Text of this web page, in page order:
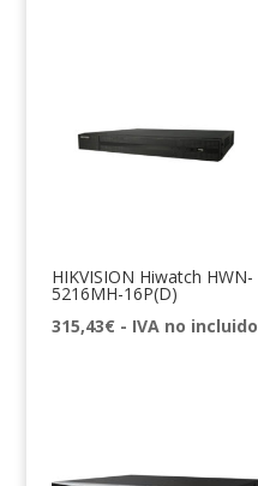
HIKVISION Hiwatch HWN-
5216MH-16P(D)
315,43€ - IVA no incluido